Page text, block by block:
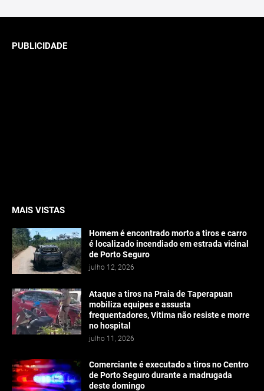
PUBLICIDADE
MAIS VISTAS
Homem é encontrado morto a tiros e carro
é localizado incendiado em estrada vicinal
de Porto Seguro
julho 12, 2026
Ataque a tiros na Praia de Taperapuan
mobiliza equipes e assusta
frequentadores, Vitima não resiste e morre
no hospital
julho 11, 2026
Comerciante é executado a tiros no Centro
de Porto Seguro durante a madrugada
deste domingo